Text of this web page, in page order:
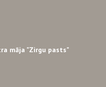
māja "Zirgu pasts"